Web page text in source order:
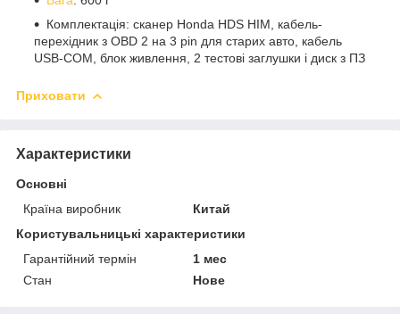
Комплектація: сканер Honda HDS HIM, кабель-
перехідник з OBD 2 на 3 pin для старих авто, кабель
USB-COM, блок живлення, 2 тестові заглушки і диск з ПЗ
Приховати
Характеристики
Основні
Країна виробник
Китай
Користувальницькі характеристики
Гарантійний термін
1 мес
Стан
Нове